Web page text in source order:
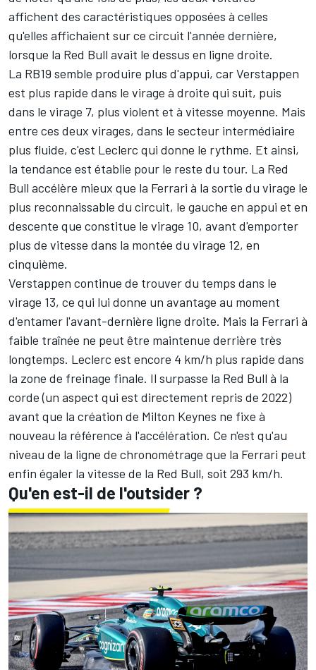
affichent des caractéristiques opposées à celles
qu'elles affichaient sur ce circuit l'année dernière,
lorsque la Red Bull avait le dessus en ligne droite.
La RB19 semble produire plus d'appui, car Verstappen
est plus rapide dans le virage à droite qui suit, puis
dans le virage 7, plus violent et à vitesse moyenne. Mais
entre ces deux virages, dans le secteur intermédiaire
plus fluide, c'est Leclerc qui donne le rythme. Et ainsi,
la tendance est établie pour le reste du tour. La Red
Bull accélère mieux que la Ferrari à la sortie du virage le
plus reconnaissable du circuit, le gauche en appui et en
descente que constitue le virage 10, avant d'emporter
plus de vitesse dans la montée du virage 12, en
cinquième.
Verstappen continue de trouver du temps dans le
virage 13, ce qui lui donne un avantage au moment
d'entamer l'avant-dernière ligne droite. Mais la Ferrari à
faible traînée ne peut être maintenue derrière très
longtemps. Leclerc est encore 4 km/h plus rapide dans
la zone de freinage finale. Il surpasse la Red Bull à la
corde (un aspect qui est directement repris de 2022)
avant que la création de Milton Keynes ne fixe à
nouveau la référence à l'accélération. Ce n'est qu'au
niveau de la ligne de chronométrage que la Ferrari peut
enfin égaler la vitesse de la Red Bull, soit 293 km/h.
Qu'en est-il de l'outsider ?